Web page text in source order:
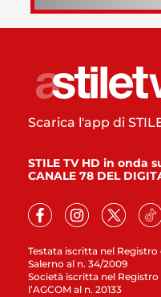
Testata iscritta nel
Salerno al n. 34/2009
Società iscritta nel
l’AGCOM al n. 20133
Scarica l'app di
STILE TV HD in onda
CANALE 78 DEL